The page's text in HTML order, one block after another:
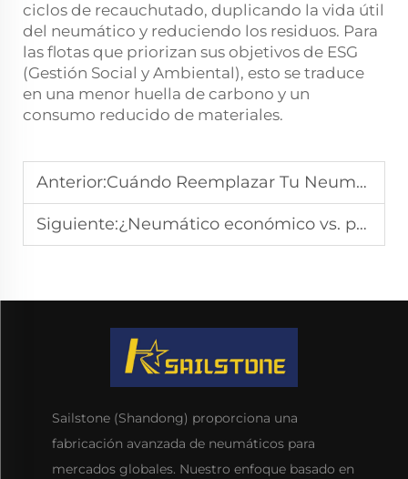
ciclos de recauchutado, duplicando la vida útil
del neumático y reduciendo los residuos. Para
las flotas que priorizan sus objetivos de ESG
(Gestión Social y Ambiental), esto se traduce
en una menor huella de carbono y un
consumo reducido de materiales.
Anterior:Cuándo Reemplazar Tu Neumático Económico
Siguiente:¿Neumático económico vs. premium: cuál elegir?
Sailstone (Shandong) proporciona una
fabricación avanzada de neumáticos para
mercados globales. Nuestro enfoque basado en